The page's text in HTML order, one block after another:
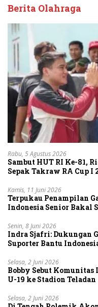
Berita Olahraga
Rabu, 5 Agustus 2026
Sambut HUT RI Ke-81,
Sepak Takraw RA Cup I
Kamis, 11 Juni 2026
Terpukau Penampilan
Indonesia Senior Bakal
Senin, 8 Juni 2026
Indra Sjafri: Dukungan
Suporter Bantu
Selasa, 2 Juni 2026
Bobby Sebut
U-19 ke Stadion Teladan
Selasa, 2 Juni 2026